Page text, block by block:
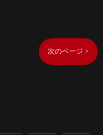
次のページ >